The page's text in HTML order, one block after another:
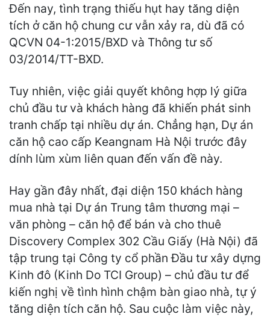
Đến nay, tình trạng thiếu hụt hay tăng diện
tích ở căn hộ chung cư vẫn xảy ra, dù đã có
QCVN 04-1:2015/BXD và Thông tư số
03/2014/TT-BXD.
Tuy nhiên, việc giải quyết không hợp lý giữa
chủ đầu tư và khách hàng đã khiến phát sinh
tranh chấp tại nhiều dự án. Chẳng hạn, Dự án
căn hộ cao cấp Keangnam Hà Nội trước đây
dính lùm xùm liên quan đến vấn đề này.
Hay gần đây nhất, đại diện 150 khách hàng
mua nhà tại Dự án Trung tâm thương mại –
văn phòng – căn hộ để bán và cho thuê
Discovery Complex 302 Cầu Giấy (Hà Nội) đã
tập trung tại Công ty cổ phần Đầu tư xây dựng
Kinh đô (Kinh Do TCI Group) – chủ đầu tư để
kiến nghị về tình hình chậm bàn giao nhà, tự ý
tăng diện tích căn hộ. Sau cuộc làm việc này,